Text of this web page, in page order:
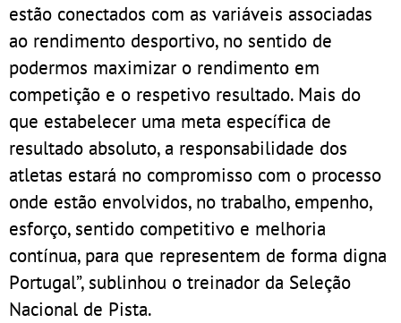
estão conectados com as variáveis associadas
ao rendimento desportivo, no sentido de
podermos maximizar o rendimento em
competição e o respetivo resultado. Mais do
que estabelecer uma meta específica de
resultado absoluto, a responsabilidade dos
atletas estará no compromisso com o processo
onde estão envolvidos, no trabalho, empenho,
esforço, sentido competitivo e melhoria
contínua, para que representem de forma digna
Portugal”, sublinhou o treinador da Seleção
Nacional de Pista.